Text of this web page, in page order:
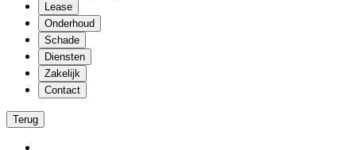
Lease
Onderhoud
Schade
Diensten
Zakelijk
Contact
Terug